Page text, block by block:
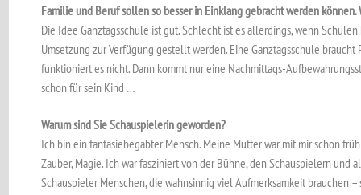
Familie und Beruf sollen so besser in Einklang gebracht werden können.
Die Idee Ganztagsschule ist gut. Schlecht ist es allerdings, wenn
Umsetzung zur Verfügung gestellt werden. Eine Ganztagsschule
funktioniert es nicht. Dann kommt nur eine Nachmittags-
schon für sein Kind …
Warum sind Sie Schauspielerin geworden?
Ich bin ein fantasiebegabter Mensch. Meine Mutter war mit mir schon
Zauber, Magie. Ich war fasziniert von der Bühne, den Schauspielern und
Schauspieler Menschen, die wahnsinnig viel Aufmerksamkeit brauchen